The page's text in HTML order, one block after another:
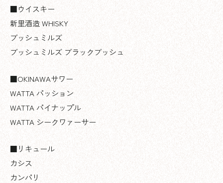
■ウイスキー
新里酒造 WHISKY
ブッシュミルズ
ブッシュミルズ ブラックブッシュ
■OKINAWAサワー
WATTA パッション
WATTA パイナップル
WATTA シークワァーサー
■リキュール
カシス
カンパリ